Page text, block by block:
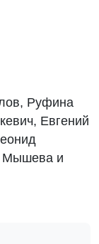
Руфина
Евгений
Мышева и